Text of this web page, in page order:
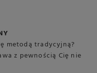
metodą tradycyjną?
z pewnością Cię nie